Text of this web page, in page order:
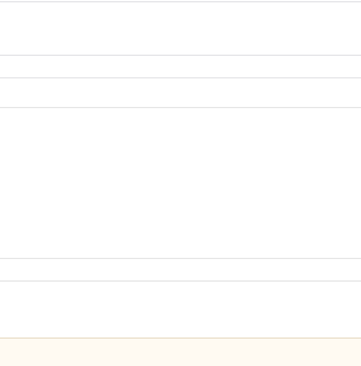
یا مسیر خروج بخار را مختل کند.
رطوبت در محیط و جلوگیری از متمرکز شدن قطرات روی یک
فضای کافی برای پخش شدن در هوا داشته باشد.